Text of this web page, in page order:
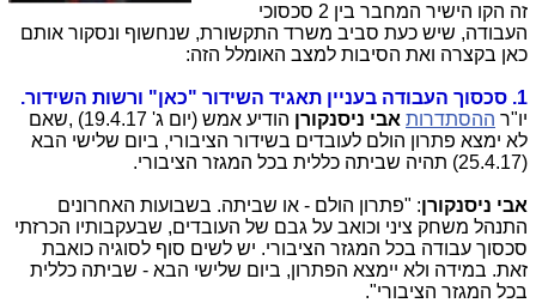
זה הקו הישיר המחבר בין 2 סכסוכי
העבודה, שיש כעת סביב משרד התקשורת, שנחשוף ונסקור אותם
כאן בקצרה ואת הסיבות למצב האומלל הזה:
1. סכסוך העבודה בעניין תאגיד השידור "כאן" ורשות השידור.
יו"ר ההסתדרות אבי ניסנקורן
הודיע אמש (יום ג' 19.4.17) ,שאם
לא ימצא פתרון הולם לעובדים בשידור הציבורי, ביום שלישי הבא
(25.4.17) תהיה שביתה כללית בכל המגזר הציבורי.
אבי ניסנקורן: "פתרון הולם - או שביתה. בשבועות האחרונים
התנהל משחק ציני וכואב על גבם של העובדים, שבעקבותיו הכרזתי
סכסוך עבודה בכל המגזר הציבורי. יש לשים סוף לסוגיה כואבת
זאת. במידה ולא יימצא הפתרון, ביום שלישי הבא - שביתה כללית
בכל המגזר הציבורי".